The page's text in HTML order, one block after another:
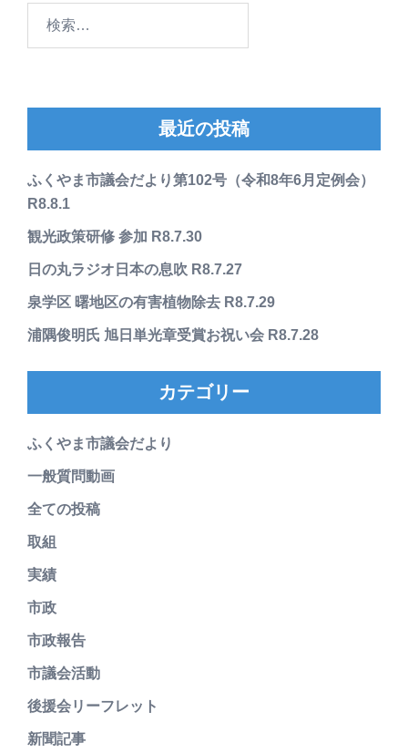
最近の投稿
ふくやま市議会だより第102号（令和8年6月定例会）
R8.8.1
観光政策研修 参加 R8.7.30
日の丸ラジオ日本の息吹 R8.7.27
泉学区 曙地区の有害植物除去 R8.7.29
浦隅俊明氏 旭日単光章受賞お祝い会 R8.7.28
カテゴリー
ふくやま市議会だより
一般質問動画
全ての投稿
取組
実績
市政
市政報告
市議会活動
後援会リーフレット
新聞記事